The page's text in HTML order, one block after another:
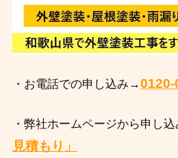
・お電話での申し込み→0120-
・弊社ホームページから申し
見積もり」